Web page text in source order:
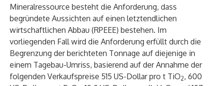
Mineralressource besteht die Anforderung, dass
begründete Aussichten auf einen letztendlichen
wirtschaftlichen Abbau (RPEEE) bestehen. Im
vorliegenden Fall wird die Anforderung erfüllt durch die
Begrenzung der berichteten Tonnage auf diejenige in
einem Tagebau-Umriss, basierend auf der Annahme der
folgenden Verkaufspreise 515 US-Dollar pro t TiO2, 600